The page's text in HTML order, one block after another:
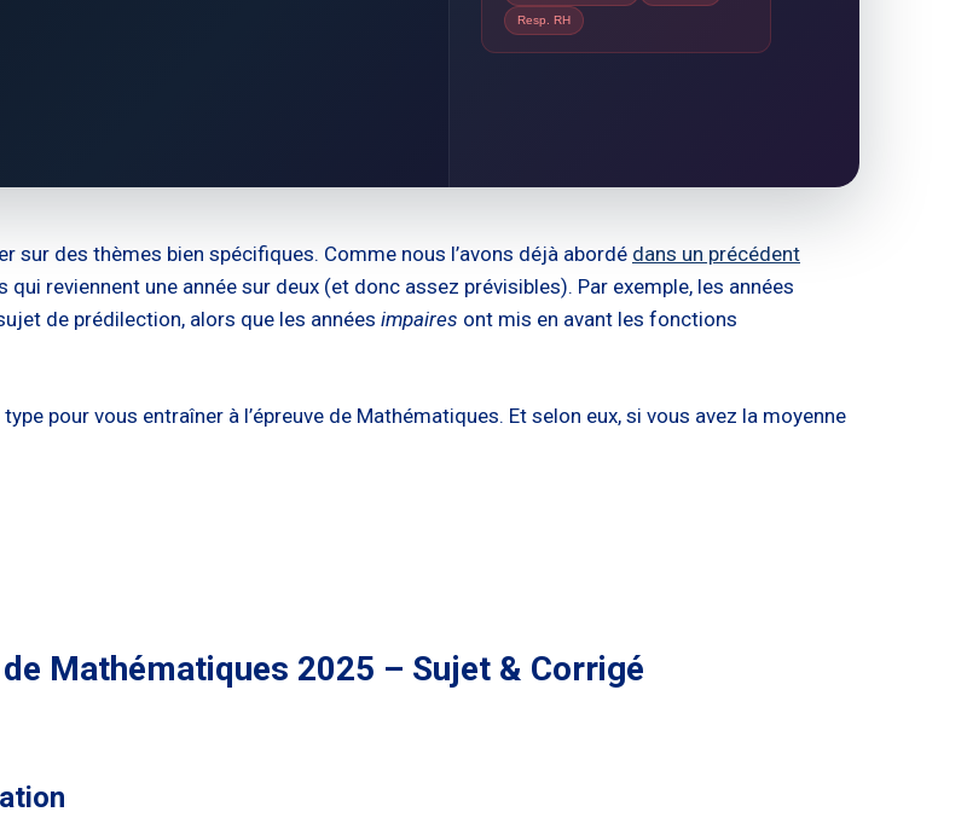
Resp. RH
sur des thèmes bien spécifiques. Comme nous l’avons déjà abordé dans un précédent
reviennent une année sur deux (et donc assez prévisibles). Par exemple, les années
de prédilection, alors que les années impaires ont mis en avant les fonctions
pour vous entraîner à l’épreuve de Mathématiques. Et selon eux, si vous avez la moyenne
Mathématiques 2025 – Sujet & Corrigé